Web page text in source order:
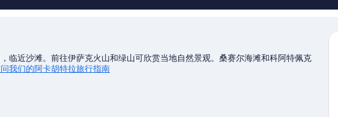
临近沙滩。前往伊萨克火山和绿山可欣赏当地自然景观。桑赛尔海滩和科阿特佩克
我们的阿卡胡特拉旅行指南